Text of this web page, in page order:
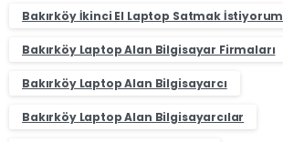
Bakırköy İkinci El Laptop Satmak İstiyorum
Bakırköy Laptop Alan Bilgisayar Firmaları
Bakırköy Laptop Alan Bilgisayarcı
Bakırköy Laptop Alan Bilgisayarcılar